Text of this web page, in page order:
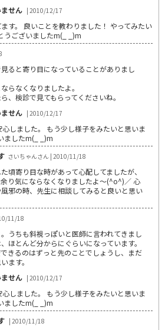
せん | 2010/12/17
す。 良いことを教わりました！ やってみたい
うございましたm(_ _)m
ると寄り目になっていることがありまし
らなくなりましたよ。
、検診で見てもらってくださいね。
せん | 2010/12/17
しました。 もう少し様子をみたいと思いま
ましたm(_ _)m
さいちゃんさん | 2010/11/18
頃寄り目な時があって心配してましたが、
り気にならなくなりましたよ～(^o^)／ 心
邪の時、先生に相談してみると良いと思い
11/18
うちも斜視っぽいと医師に言われてきまし
ほとんど分からにぐらいになっています。
きるのはずっと先のことでしょうし、まだ
ます。
せん | 2010/12/17
しました。 もう少し様子をみたいと思いま
ましたm(_ _)m
| 2010/11/18